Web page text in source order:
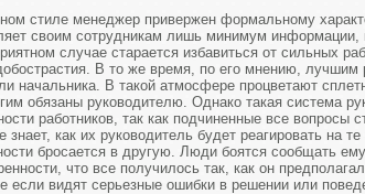
стиле менеджер привержен формальному
своим сотрудникам лишь минимум информации,
случае старается избавиться от сильных
В то же время, по его мнению, лучшим
начальника. В такой атмосфере процветают
обязаны руководителю. Однако такая система
работников, так как подчиненные все вопросы
знает, как их руководитель будет реагировать на
бросается в другую. Люди боятся сообщать
что все получилось так, как он
если видят серьезные ошибки в решении или